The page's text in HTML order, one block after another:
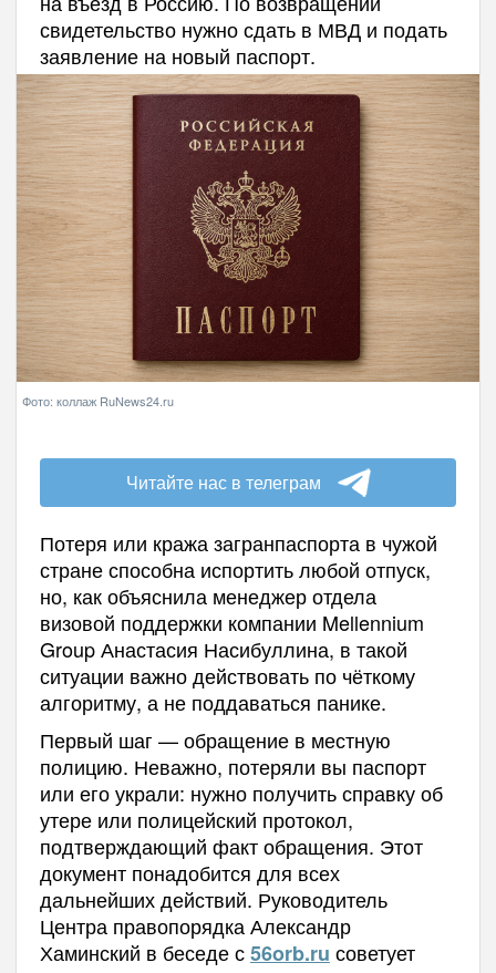
свидетельство нужно сдать в МВД и подать
заявление на новый паспорт.
Фото: коллаж RuNews24.ru
Читайте нас в телеграм
Потеря или кража загранпаспорта в чужой
стране способна испортить любой отпуск,
но, как объяснила менеджер отдела
визовой поддержки компании Mellennium
Group Анастасия Насибуллина, в такой
ситуации важно действовать по чёткому
алгоритму, а не поддаваться панике.
Первый шаг — обращение в местную
полицию. Неважно, потеряли вы паспорт
или его украли: нужно получить справку об
утере или полицейский протокол,
подтверждающий факт обращения. Этот
документ понадобится для всех
дальнейших действий. Руководитель
Центра правопорядка Александр
Хаминский в беседе с56orb.ru советует